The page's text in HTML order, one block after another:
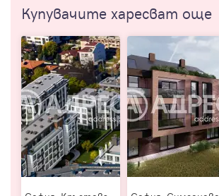
Купувачите харесват още